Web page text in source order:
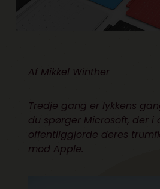
Af Mikkel Winther
Tredje gang er lykkens
du spørger Microsoft, der i
offentliggjorde deres
mod Apple.